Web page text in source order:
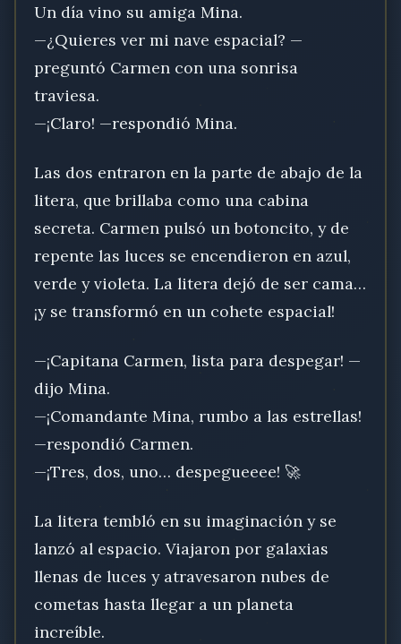
Un día vino su amiga Mina.
—¿Quieres ver mi nave espacial? —
preguntó Carmen con una sonrisa
traviesa.
—¡Claro! —respondió Mina.
Las dos entraron en la parte de abajo de la
litera, que brillaba como una cabina
secreta. Carmen pulsó un botoncito, y de
repente las luces se encendieron en azul,
verde y violeta. La litera dejó de ser cama…
¡y se transformó en un cohete espacial!
—¡Capitana Carmen, lista para despegar! —
dijo Mina.
—¡Comandante Mina, rumbo a las estrellas!
—respondió Carmen.
—¡Tres, dos, uno… despegueeee! 🚀
La litera tembló en su imaginación y se
lanzó al espacio. Viajaron por galaxias
llenas de luces y atravesaron nubes de
cometas hasta llegar a un planeta
increíble.